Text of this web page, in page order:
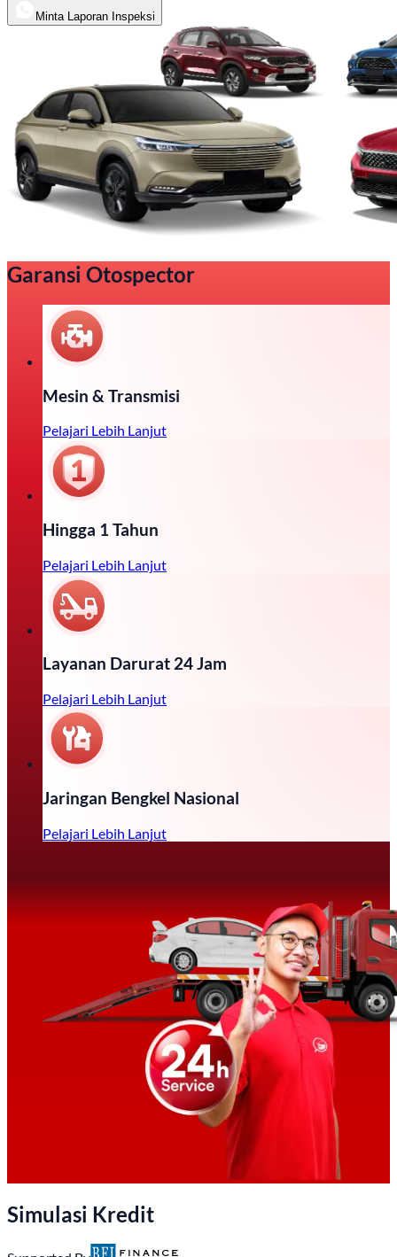
Minta Laporan Inspeksi
Garansi Otospector
Mesin & Transmisi
Pelajari Lebih Lanjut
Hingga 1 Tahun
Pelajari Lebih Lanjut
Layanan Darurat 24 Jam
Pelajari Lebih Lanjut
Jaringan Bengkel Nasional
Pelajari Lebih Lanjut
Simulasi Kredit